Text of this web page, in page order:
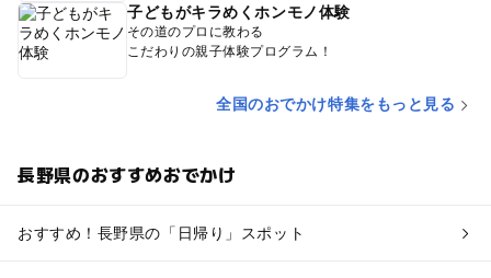
子どもがキラめくホンモノ体験
その道のプロに教わる
こだわりの親子体験プログラム！
全国のおでかけ特集をもっと見る
長野県のおすすめおでかけ
おすすめ！長野県の「日帰り」スポット